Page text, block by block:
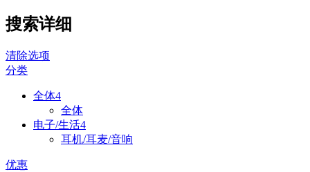
搜索详细
清除选项
分类
全体4
全体
电子/生活4
耳机/耳麦/音响
优惠